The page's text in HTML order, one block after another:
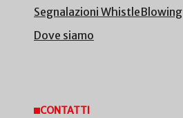
Segnalazioni WhistleBlowing
Dove siamo
CONTATTI